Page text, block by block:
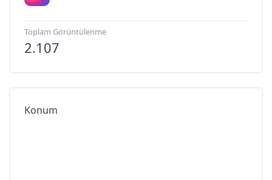
Toplam Görüntülenme
2.107
Konum